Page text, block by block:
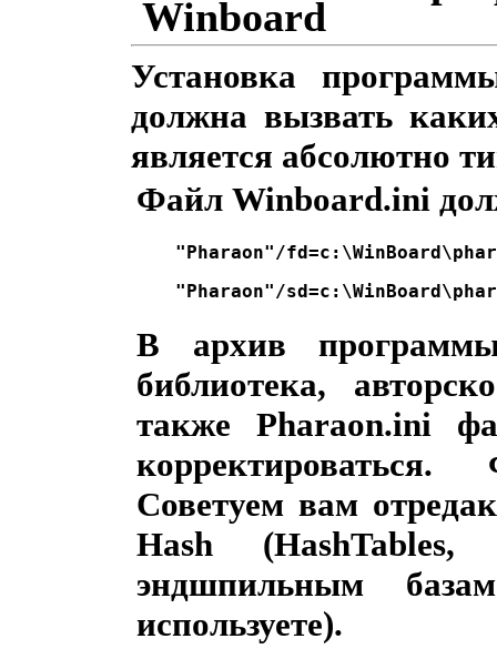
Winboard
Установка
должна вызвать
является абсолютно
Файл Winboard.ini
"Pharaon"/
"Pharaon"/
В архив
библиотека,
также Pharaon.ini
корректироваться.
Советуем вам
Hash
эндшпильным
используете).